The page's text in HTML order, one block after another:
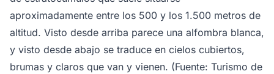
aproximadamente entre los 500 y los 1.500 metros de
altitud. Visto desde arriba parece una alfombra blanca,
y visto desde abajo se traduce en cielos cubiertos,
brumas y claros que van y vienen. (Fuente: Turismo de